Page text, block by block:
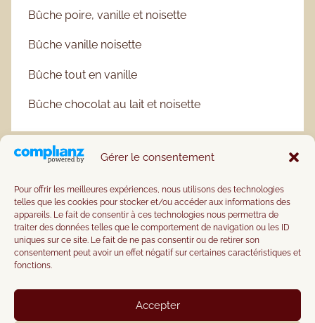
Gérer le consentement
Pour offrir les meilleures expériences, nous utilisons des technologies
telles que les cookies pour stocker et/ou accéder aux informations des
appareils. Le fait de consentir à ces technologies nous permettra de
traiter des données telles que le comportement de navigation ou les ID
uniques sur ce site. Le fait de ne pas consentir ou de retirer son
consentement peut avoir un effet négatif sur certaines caractéristiques et
fonctions.
Accepter
Bûche poire, vanille et noisette
Bûche vanille noisette
Bûche tout en vanille
Bûche chocolat au lait et noisette